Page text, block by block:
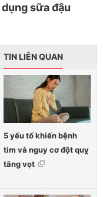
sữa đậu
TIN LIÊN QUAN
5 yếu tố khiến bệnh
tim và nguy cơ đột quỵ
tăng vọt